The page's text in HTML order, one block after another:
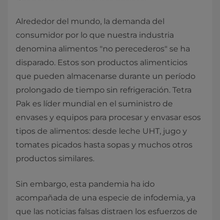
Alrededor del mundo, la demanda del
consumidor por lo que nuestra industria
denomina alimentos "no perecederos" se ha
disparado. Estos son productos alimenticios
que pueden almacenarse durante un período
prolongado de tiempo sin refrigeración. Tetra
Pak es líder mundial en el suministro de
envases y equipos para procesar y envasar esos
tipos de alimentos: desde leche UHT, jugo y
tomates picados hasta sopas y muchos otros
productos similares.
Sin embargo, esta pandemia ha ido
acompañada de una especie de infodemia, ya
que las noticias falsas distraen los esfuerzos de